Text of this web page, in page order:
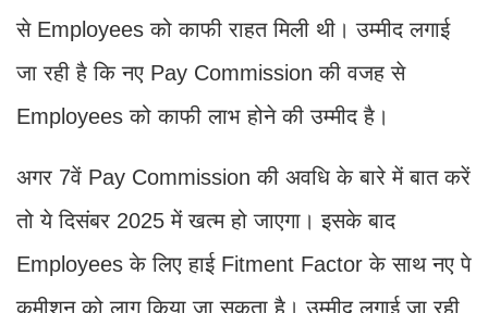
से Employees को काफी राहत मिली थी। उम्मीद लगाई
जा रही है कि नए Pay Commission की वजह से
Employees को काफी लाभ होने की उम्मीद है।
अगर 7वें Pay Commission की अवधि के बारे में बात करें
तो ये दिसंबर 2025 में खत्म हो जाएगा। इसके बाद
Employees के लिए हाई Fitment Factor के साथ नए पे
कमीशन को लागू किया जा सकता है। उम्मीद लगाई जा रही